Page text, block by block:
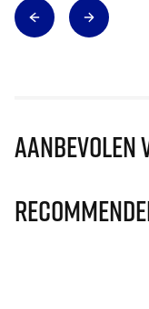
Aanbevolen